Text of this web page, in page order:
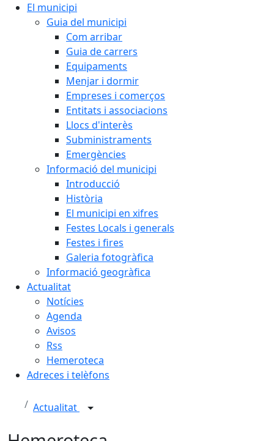
El municipi
Guia del municipi
Com arribar
Guia de carrers
Equipaments
Menjar i dormir
Empreses i comerços
Entitats i associacions
Llocs d'interès
Subministraments
Emergències
Informació del municipi
Introducció
Història
El municipi en xifres
Festes Locals i generals
Festes i fires
Galeria fotogràfica
Informació geogràfica
Actualitat
Notícies
Agenda
Avisos
Rss
Hemeroteca
Adreces i telèfons
Actualitat